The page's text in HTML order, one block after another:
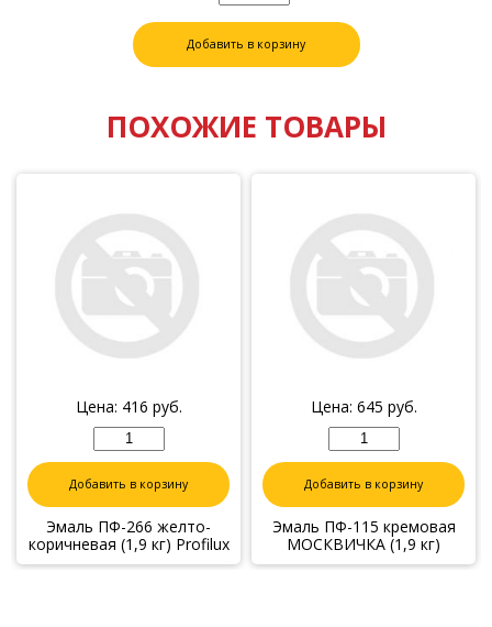
Добавить в корзину
ПОХОЖИЕ ТОВАРЫ
Цена: 416 руб.
Добавить в корзину
Эмаль ПФ-266 желто-
коричневая (1,9 кг) Profilux
Цена: 645 руб.
Добавить в корзину
Эмаль ПФ-115 кремовая
МОСКВИЧКА (1,9 кг)